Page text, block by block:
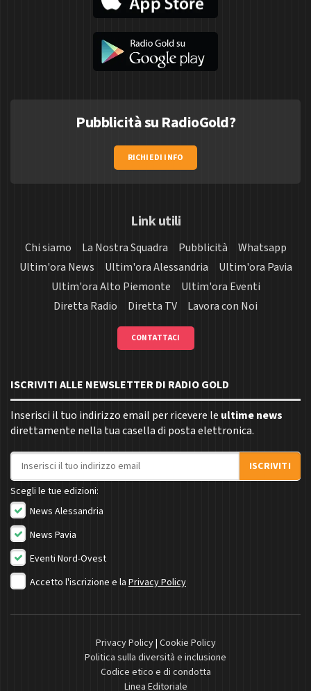
Pubblicità su RadioGold?
RICHIEDI INFO
Link utili
Chi siamo La Nostra Squadra Pubblicità
Whatsapp
Ultim'ora News
Ultim'ora Alessandria
Ultim'ora Pavia
Ultim'ora Alto Piemonte
Ultim'ora Eventi
Diretta Radio
Diretta TV Lavora con Noi
CONTATTACI
ISCRIVITI ALLE NEWSLETTER DI RADIO GOLD
Inserisci il tuo indirizzo email per ricevere le ultime news
direttamente nella tua casella di posta elettronica.
Indirizzo email
ISCRIVITI
Scegli le tue edizioni:
News Alessandria
News Pavia
Eventi Nord-Ovest
Accetto l'iscrizione e la Privacy Policy
Privacy Policy| Cookie Policy
Politica sulla diversità e inclusione
Codice etico e di condotta
Linea Editoriale